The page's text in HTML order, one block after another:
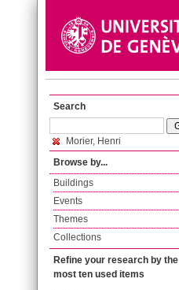
Search
Morier, Henri
Browse by...
Buildings
Events
Themes
Collections
Refine your research by the
most ten used items